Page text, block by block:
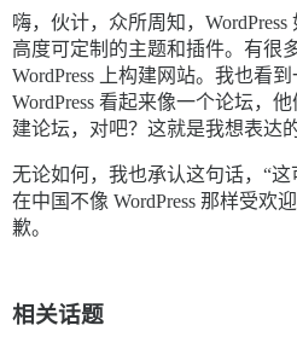
嗨，伙计，众所周知，
高度可定制的主题和插件。有很
WordPress 上构建网站。我也看
WordPress 看起来像一个论坛，
建论坛，对吧？这就是我想表达
无论如何，我也承认这句话，“这
在中国不像 WordPress 那样受欢
歉。
相关话题